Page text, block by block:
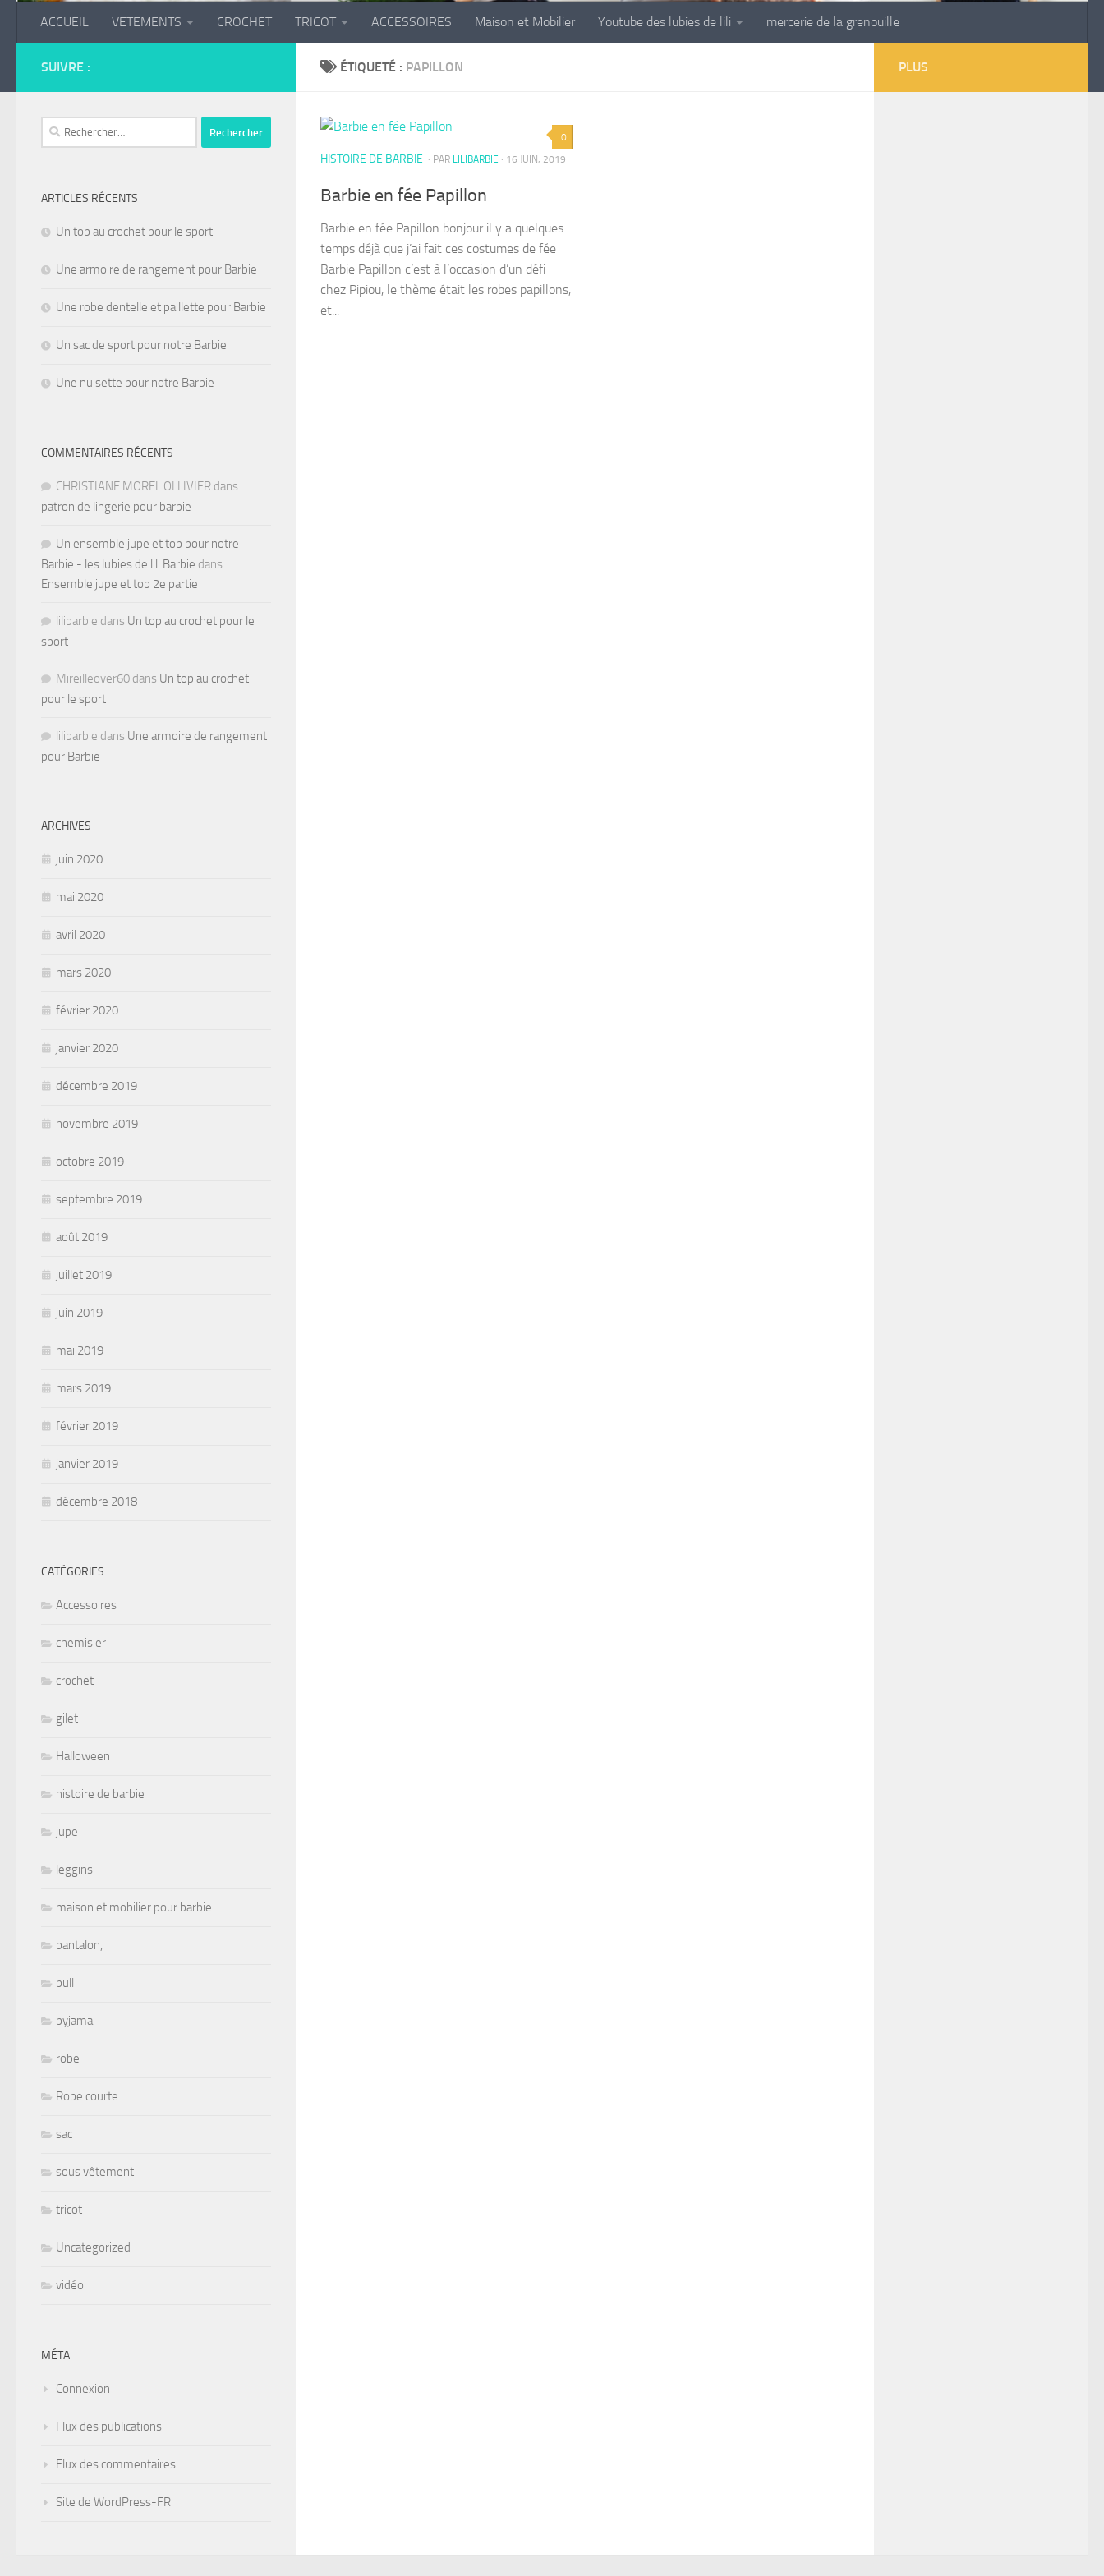
ACCUEIL VETEMENTS CROCHET TRICOT ACCESSOIRES Maison et Mobilier Youtube des lubies de lili mercerie de la grenouille
ÉTIQUETÉ : PAPILLON
0
HISTOIRE DE BARBIE · PAR LILIBARBIE · 16 JUIN, 2019
Barbie en fée Papillon
Barbie en fée Papillon bonjour il y a quelques
temps déjà que j’ai fait ces costumes de fée
Barbie Papillon c’est à l’occasion d’un défi
chez Pipiou, le thème était les robes papillons,
et...
SUIVRE :
Rechercher :
ARTICLES RÉCENTS
Un top au crochet pour le sport
Une armoire de rangement pour Barbie
Une robe dentelle et paillette pour Barbie
Un sac de sport pour notre Barbie
Une nuisette pour notre Barbie
COMMENTAIRES RÉCENTS
CHRISTIANE MOREL OLLIVIER dans
patron de lingerie pour barbie
Un ensemble jupe et top pour notre
Barbie - les lubies de lili Barbie dans
Ensemble jupe et top 2e partie
lilibarbie dans Un top au crochet pour le
sport
Mireilleover60 dans Un top au crochet
pour le sport
lilibarbie dans Une armoire de rangement
pour Barbie
ARCHIVES
juin 2020
mai 2020
avril 2020
mars 2020
février 2020
janvier 2020
décembre 2019
novembre 2019
octobre 2019
septembre 2019
août 2019
juillet 2019
juin 2019
mai 2019
mars 2019
février 2019
janvier 2019
décembre 2018
CATÉGORIES
Accessoires
chemisier
crochet
gilet
Halloween
histoire de barbie
jupe
leggins
maison et mobilier pour barbie
pantalon,
pull
pyjama
robe
Robe courte
sac
sous vêtement
tricot
Uncategorized
vidéo
MÉTA
Connexion
Flux des publications
Flux des commentaires
Site de WordPress-FR
PLUS